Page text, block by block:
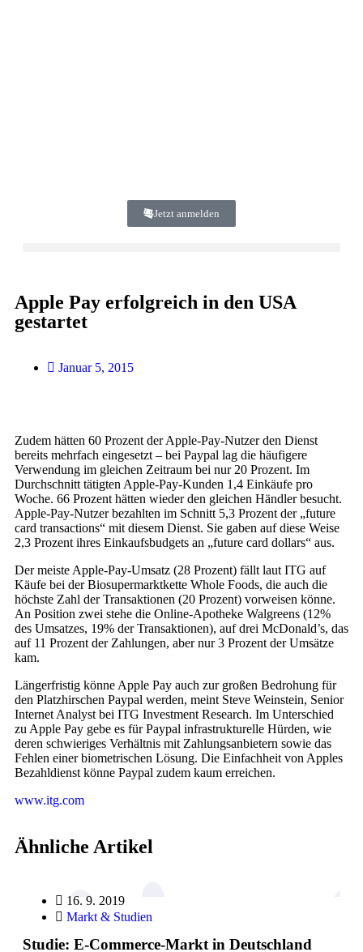
Jetzt anmelden
Apple Pay erfolgreich in den USA
gestartet
Januar 5, 2015
Zudem hätten 60 Prozent der Apple-Pay-Nutzer den Dienst
bereits mehrfach eingesetzt – bei Paypal lag die häufigere
Verwendung im gleichen Zeitraum bei nur 20 Prozent. Im
Durchschnitt tätigten Apple-Pay-Kunden 1,4 Einkäufe pro
Woche. 66 Prozent hätten wieder den gleichen Händler besucht.
Apple-Pay-Nutzer bezahlten im Schnitt 5,3 Prozent der „future
card transactions“ mit diesem Dienst. Sie gaben auf diese Weise
2,3 Prozent ihres Einkaufsbudgets an „future card dollars“ aus.
Der meiste Apple-Pay-Umsatz (28 Prozent) fällt laut ITG auf
Käufe bei der Biosupermarktkette Whole Foods, die auch die
höchste Zahl der Transaktionen (20 Prozent) vorweisen könne.
An Position zwei stehe die Online-Apotheke Walgreens (12%
des Umsatzes, 19% der Transaktionen), auf drei McDonald’s, das
auf 11 Prozent der Zahlungen, aber nur 3 Prozent der Umsätze
kam.
Längerfristig könne Apple Pay auch zur großen Bedrohung für
den Platzhirschen Paypal werden, meint Steve Weinstein, Senior
Internet Analyst bei ITG Investment Research. Im Unterschied
zu Apple Pay gebe es für Paypal infrastrukturelle Hürden, wie
deren schwieriges Verhältnis mit Zahlungsanbietern sowie das
Fehlen einer biometrischen Lösung. Die Einfachheit von Apples
Bezahldienst könne Paypal zudem kaum erreichen.
www.itg.com
Ähnliche Artikel
16. 9. 2019
Markt & Studien
Studie: E-Commerce-Markt in Deutschland